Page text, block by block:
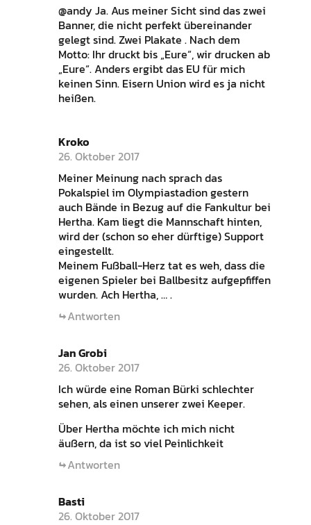
@andy Ja. Aus meiner Sicht sind das zwei
Banner, die nicht perfekt übereinander
gelegt sind. Zwei Plakate . Nach dem
Motto: Ihr druckt bis „Eure“, wir drucken ab
„Eure“. Anders ergibt das EU für mich
keinen Sinn. Eisern Union wird es ja nicht
heißen.
Kroko
26. Oktober 2017
Meiner Meinung nach sprach das
Pokalspiel im Olympiastadion gestern
auch Bände in Bezug auf die Fankultur bei
Hertha. Kam liegt die Mannschaft hinten,
wird der (schon so eher dürftige) Support
eingestellt.
Meinem Fußball-Herz tat es weh, dass die
eigenen Spieler bei Ballbesitz aufgepfiffen
wurden. Ach Hertha, … .
Antworten
Jan Grobi
26. Oktober 2017
Ich würde eine Roman Bürki schlechter
sehen, als einen unserer zwei Keeper.
Über Hertha möchte ich mich nicht
äußern, da ist so viel Peinlichkeit
Antworten
Basti
26. Oktober 2017